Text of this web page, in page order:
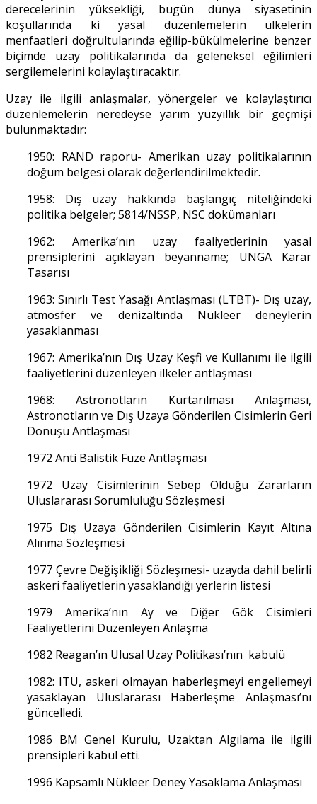
derecelerinin yüksekliği, bugün dünya siyasetinin
koşullarında ki yasal düzenlemelerin ülkelerin
menfaatleri doğrultularında eğilip-bükülmelerine benzer
biçimde uzay politikalarında da geleneksel eğilimleri
sergilemelerini kolaylaştıracaktır.
Uzay ile ilgili anlaşmalar, yönergeler ve kolaylaştırıcı
düzenlemelerin neredeyse yarım yüzyıllık bir geçmişi
bulunmaktadır:
1950: RAND raporu- Amerikan uzay politikalarının
doğum belgesi olarak değerlendirilmektedir.
1958: Dış uzay hakkında başlangıç niteliğindeki
politika belgeler; 5814/NSSP, NSC dokümanları
1962: Amerika’nın uzay faaliyetlerinin yasal
prensiplerini açıklayan beyanname; UNGA Karar
Tasarısı
1963: Sınırlı Test Yasağı Antlaşması (LTBT)- Dış uzay,
atmosfer ve denizaltında Nükleer deneylerin
yasaklanması
1967: Amerika’nın Dış Uzay Keşfi ve Kullanımı ile ilgili
faaliyetlerini düzenleyen ilkeler antlaşması
1968: Astronotların Kurtarılması Anlaşması,
Astronotların ve Dış Uzaya Gönderilen Cisimlerin Geri
Dönüşü Antlaşması
1972 Anti Balistik Füze Antlaşması
1972 Uzay Cisimlerinin Sebep Olduğu Zararların
Uluslararası Sorumluluğu Sözleşmesi
1975 Dış Uzaya Gönderilen Cisimlerin Kayıt Altına
Alınma Sözleşmesi
1977 Çevre Değişikliği Sözleşmesi- uzayda dahil belirli
askeri faaliyetlerin yasaklandığı yerlerin listesi
1979 Amerika’nın Ay ve Diğer Gök Cisimleri
Faaliyetlerini Düzenleyen Anlaşma
1982 Reagan’ın Ulusal Uzay Politikası’nın kabulü
1982: ITU, askeri olmayan haberleşmeyi engellemeyi
yasaklayan Uluslararası Haberleşme Anlaşması’nı
güncelledi.
1986 BM Genel Kurulu, Uzaktan Algılama ile ilgili
prensipleri kabul etti.
1996 Kapsamlı Nükleer Deney Yasaklama Anlaşması